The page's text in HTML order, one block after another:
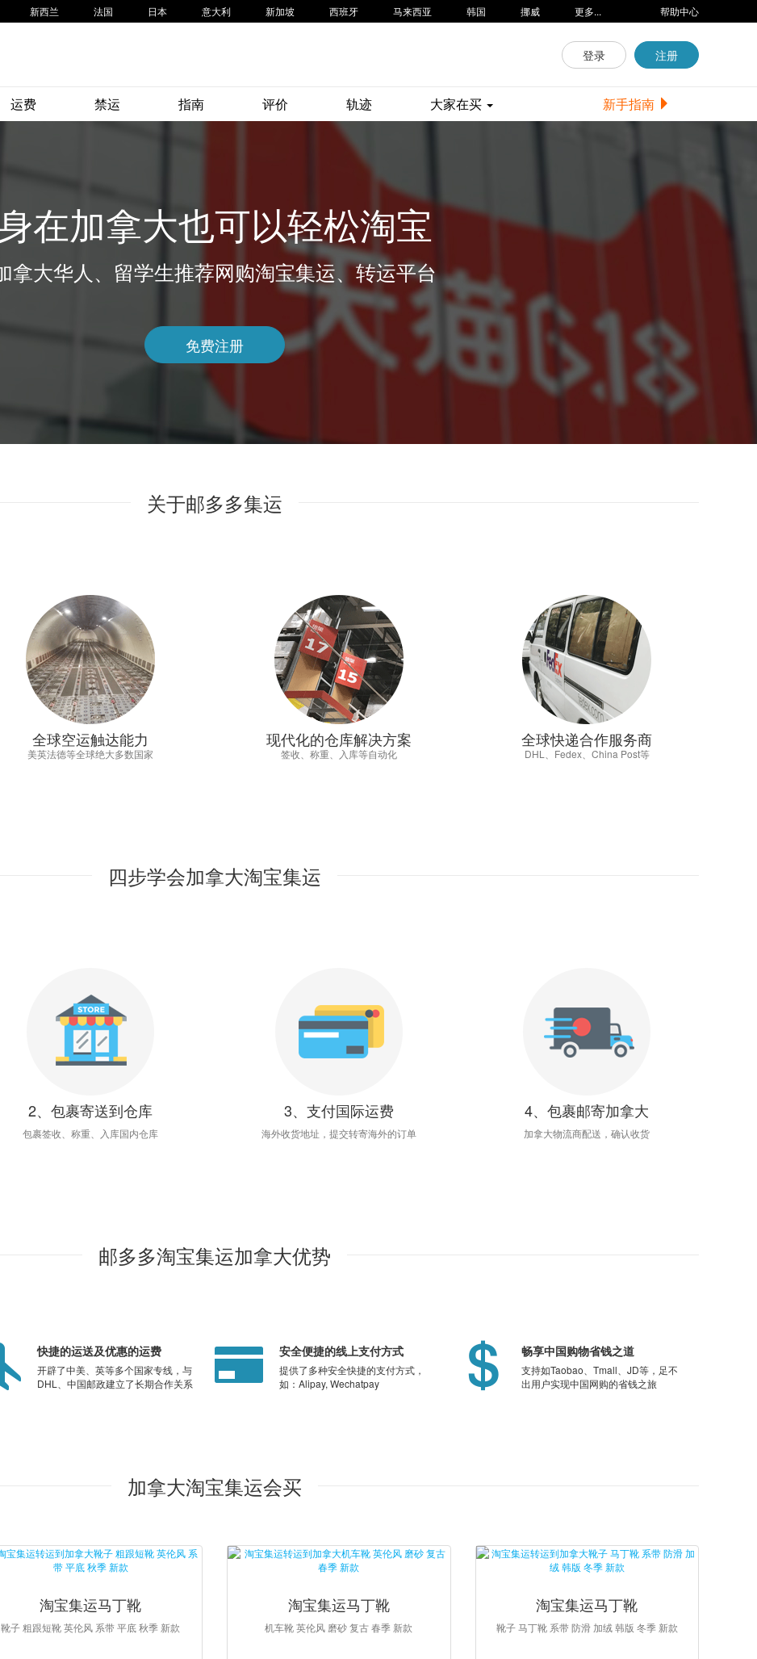
新西兰 法国 日本 意大利 新加坡 西班牙 马来西亚 韩国 挪威 更多... 帮助中心
登录 注册
运费 禁运 指南 评价 轨迹 新手指南
大家在买
在加拿大也可以轻松淘宝
拿大华人、留学生推荐网购淘宝集运、转运平台
免费注册
关于邮多多集运
全球空运触达能力
美英法德等全球绝大多数国家
现代化的仓库解决方案
签收、称重、入库等自动化
全球快递合作服务商
DHL、Fedex、China Post等
四步学会加拿大淘宝集运
2、包裹寄送到仓库
包裹签收、称重、入库国内仓库
3、支付国际运费
海外收货地址，提交转寄海外的订单
4、包裹邮寄加拿大
加拿大物流商配送，确认收货
邮多多淘宝集运加拿大优势
快捷的运送及优惠的运费
开辟了中美、英等多个国家专线，与
DHL、中国邮政建立了长期合作关系
安全便捷的线上支付方式
提供了多种安全快捷的支付方式，
如：Alipay, Wechatpay
畅享中国购物省钱之道
支持如Taobao、Tmall、JD等，足不
出用户实现中国网购的省钱之旅
加拿大淘宝集运会买
淘宝集运马丁靴
靴子 粗跟短靴 英伦风 系带 平底 秋季 新款
淘宝集运马丁靴
机车靴 英伦风 磨砂 复古 春季 新款
淘宝集运马丁靴
靴子 马丁靴 系带 防滑 加绒 韩版 冬季 新款